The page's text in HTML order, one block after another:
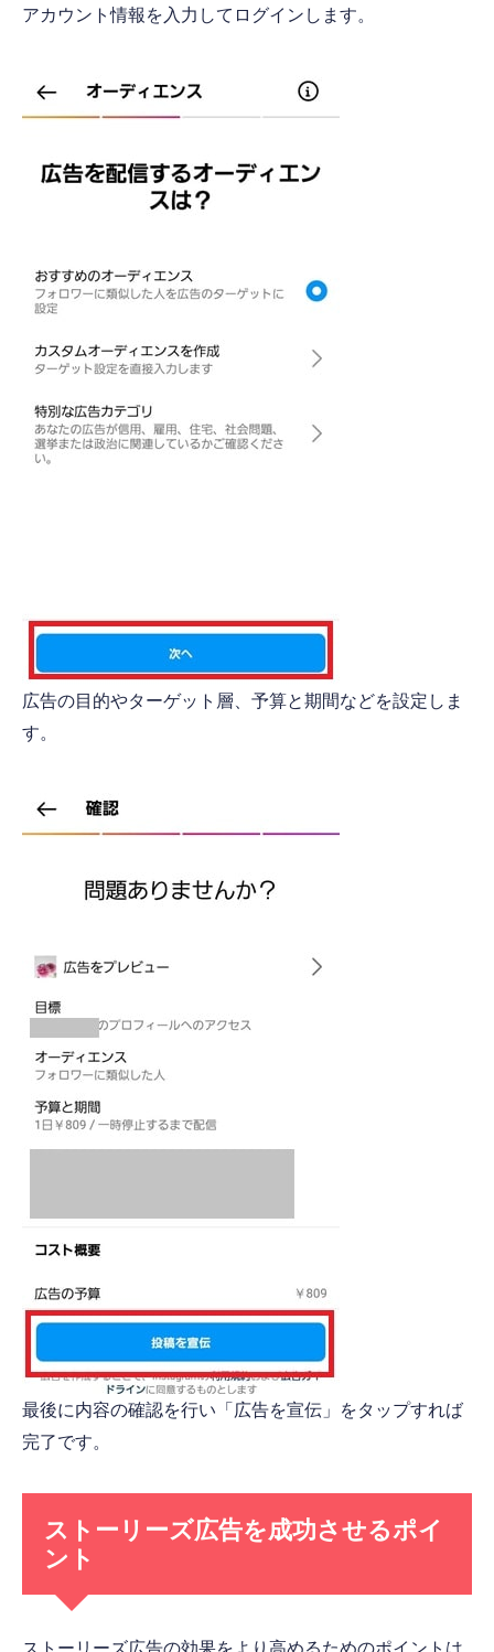
アカウント情報を入力してログインします。
広告の目的やターゲット層、予算と期間などを設定しま
す。
最後に内容の確認を行い「広告を宣伝」をタップすれば
完了です。
ストーリーズ広告を成功させるポイ
ント
ストーリーズ広告の効果をより高めるためのポイントは